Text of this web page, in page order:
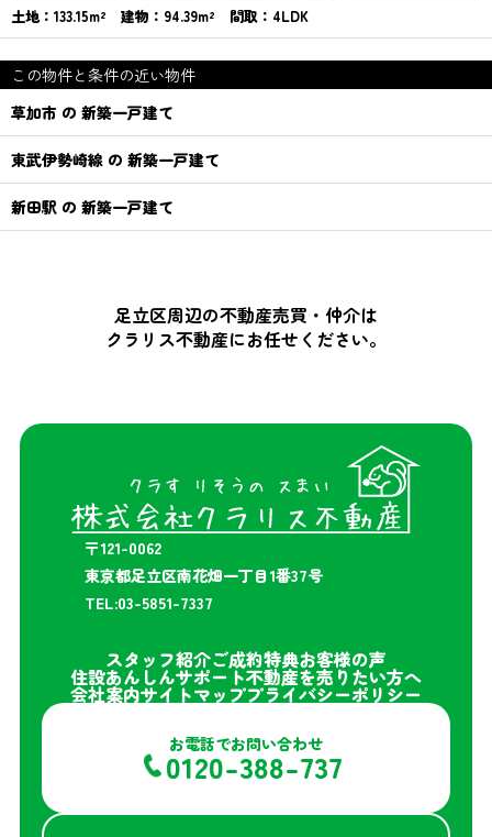
土地：133.15m² 建物：94.39m² 間取：4LDK
この物件と条件の近い物件
草加市 の 新築一戸建て
東武伊勢崎線 の 新築一戸建て
新田駅 の 新築一戸建て
足立区周辺の不動産売買・仲介は
クラリス不動産にお任せください。
〒121-0062
東京都足立区南花畑一丁目1番37号
TEL:03-5851-7337
スタッフ紹介ご成約特典お客様の声
住設あんしんサポート不動産を売りたい方へ
会社案内サイトマッププライバシーポリシー
お電話でお問い合わせ
0120-388-737